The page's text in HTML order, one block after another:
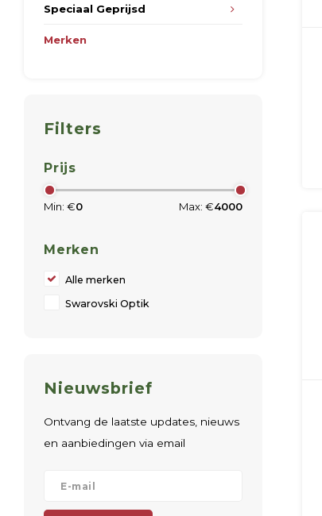
Speciaal Geprijsd
Merken
Filters
Prijs
Min: €0 Max: €4000
Merken
Alle merken
Swarovski Optik
Nieuwsbrief
Ontvang de laatste updates, nieuws
en aanbiedingen via email